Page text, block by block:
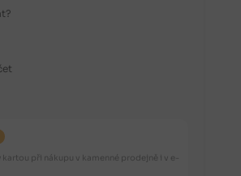
při nákupu v kamenné prodejně i v e-